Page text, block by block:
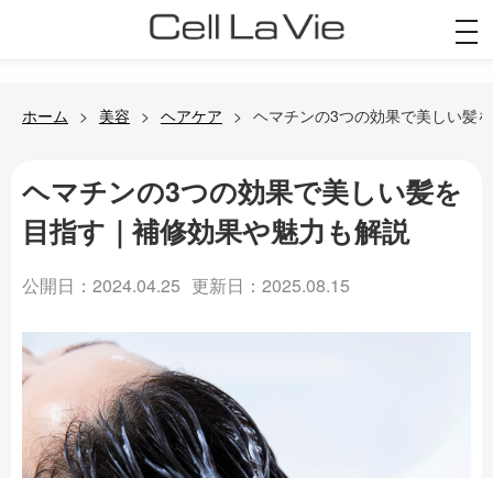
ホーム 美容 ヘアケア ヘマチンの3つの効果で美しい髪
ヘマチンの3つの効果で美しい髪を
目指す｜補修効果や魅力も解説
公開日：2024.04.25 更新日：2025.08.15